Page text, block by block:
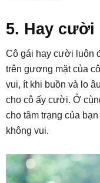
5. Hay cười
Cô gái hay cười luôn
trên gương mặt của
vui, ít khi buồn và lo
cho cô ấy cười. Ở
cho tâm trạng của
không vui.